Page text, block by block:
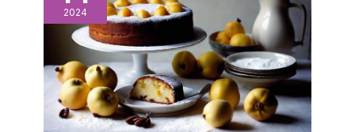
et d'ajouter des
ingrédients pour
savourer vos desserts
glacés. GOÛT
INCROYABLE : Profitez
d'un goût et d'une
fraîcheur incomparables
grâce à l'utilisation
2024